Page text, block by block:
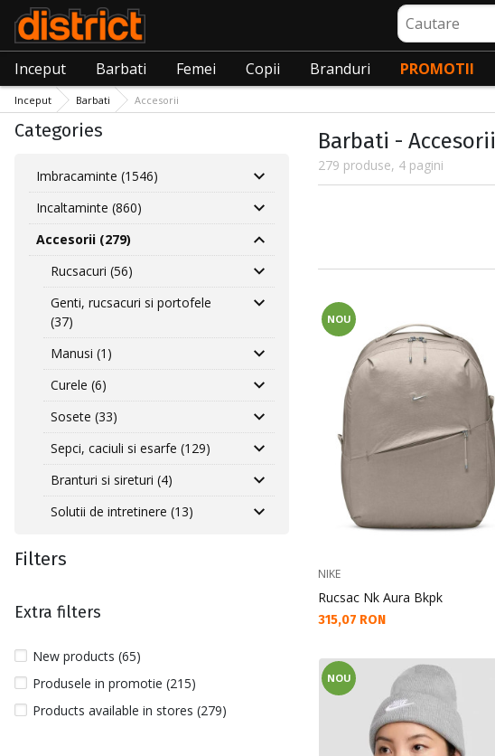
Cautare
Inceput Barbati Femei Copii Branduri PROMOTII
Inceput Barbati Accesorii
Categories
Imbracaminte (1546)
Incaltaminte (860)
Accesorii (279)
Rucsacuri (56)
Genti, rucsacuri si portofele
(37)
Manusi (1)
Curele (6)
Sosete (33)
Sepci, caciuli si esarfe (129)
Branturi si sireturi (4)
Solutii de intretinere (13)
Filters
Extra filters
New products (65)
Produsele in promotie (215)
Products available in stores (279)
Barbati - Accesorii
279 produse, 4 pagini
NOU
NIKE
Rucsac Nk Aura Bkpk
Текуща цена:
315,07 RON
NOU